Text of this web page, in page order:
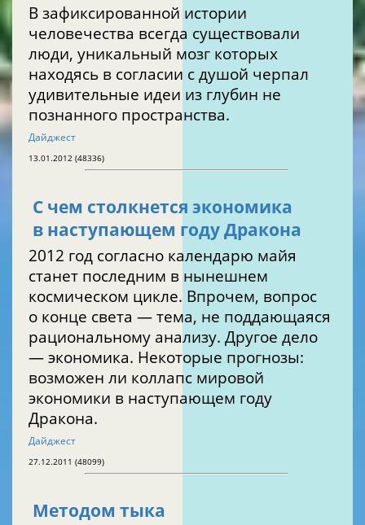
В зафиксированной истории
человечества всегда существовали
люди, уникальный мозг которых
находясь в согласии с душой черпал
удивительные идеи из глубин не
познанного пространства.
Дайджест
13.01.2012 (48336)
С чем столкнется экономика
в наступающем году Дракона
2012 год согласно календарю майя
станет последним в нынешнем
космическом цикле. Впрочем, вопрос
о конце света — тема, не поддающаяся
рациональному анализу. Другое дело
— экономика. Некоторые прогнозы:
возможен ли коллапс мировой
экономики в наступающем году
Дракона.
Дайджест
27.12.2011 (48099)
Методом тыка